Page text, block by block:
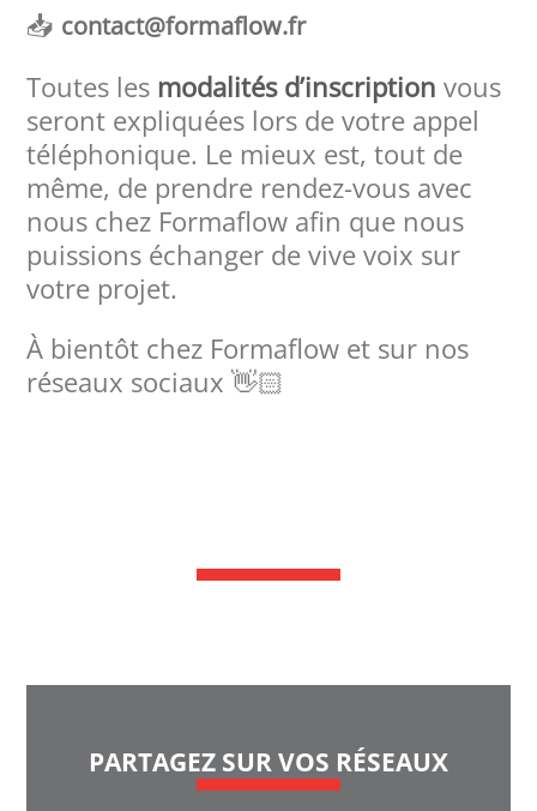
📥 contact@formaflow.fr
Toutes les modalités d’inscription vous
seront expliquées lors de votre appel
téléphonique. Le mieux est, tout de
même, de prendre rendez-vous avec
nous chez Formaflow afin que nous
puissions échanger de vive voix sur
votre projet.
À bientôt chez Formaflow et sur nos
réseaux sociaux 👋🏻
PARTAGEZ SUR VOS RÉSEAUX